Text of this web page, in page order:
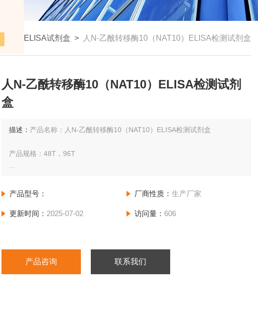
人ELISA试剂盒 > 人N-乙酰转移酶10（NAT10）ELISA检测试剂盒
人N-乙酰转移酶10（NAT10）ELISA检测试剂
盒
描述： 产品名称：人N-乙酰转移酶10（NAT10）ELISA检测试剂盒
产品规格：48T，96T
重复性：板内变异系数小于10% ，板间变异系数小于15% 。
样本类型：血清, 血浆 和其他生物液体。
产品型号： 厂商性质： 生产厂家
更新时间： 2025-07-02 访问量： 606
产品咨询 联系我们